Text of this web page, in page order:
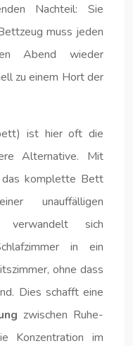
Nachteil: Sie
muss jeden
Abend wieder
zu einem Hort der
ist hier oft die
Alternative. Mit
das komplette Bett
unauffälligen
verwandelt sich
in ein
ohne dass
Dies schafft eine
zwischen Ruhe-
Konzentration im